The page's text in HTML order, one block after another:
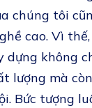
chúng tôi
cao. Vì
dựng không
lượng mà
Bức tượng